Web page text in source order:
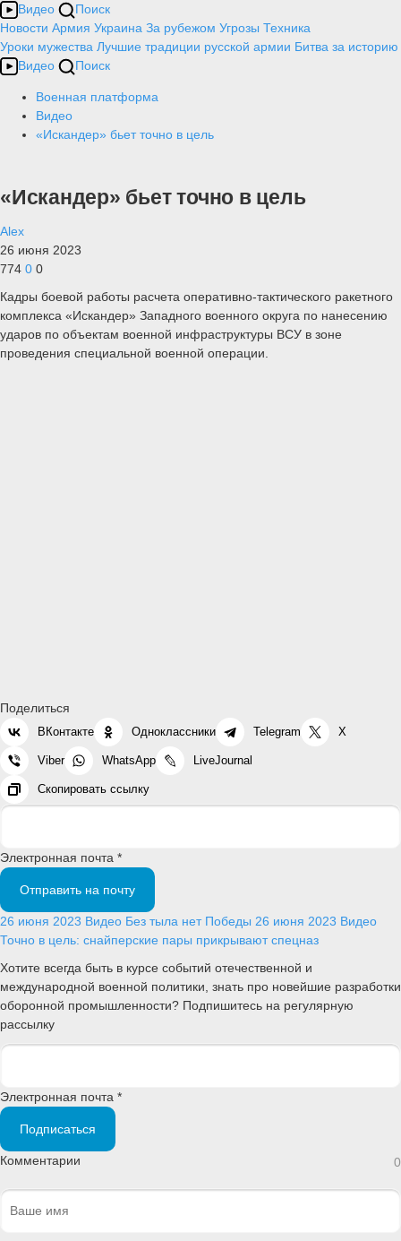
Видео
Поиск
Новости Армия Украина За рубежом Угрозы Техника
Уроки мужества Лучшие традиции русской армии Битва за историю
Видео
Поиск
Военная платформа
Видео
«Искандер» бьет точно в цель
«Искандер» бьет точно в цель
Alex
26 июня 2023
774 0 0
Кадры боевой работы расчета оперативно-тактического ракетного
комплекса «Искандер» Западного военного округа по нанесению
ударов по объектам военной инфраструктуры ВСУ в зоне
проведения специальной военной операции.
Поделиться
ВКонтакте Одноклассники Telegram X
Viber WhatsApp LiveJournal
Скопировать ссылку
Электронная почта *
Отправить на почту
26 июня 2023 Видео Без тыла нет Победы 26 июня 2023 Видео
Точно в цель: снайперские пары прикрывают спецназ
Хотите всегда быть в курсе событий отечественной и
международной военной политики, знать про новейшие разработки
оборонной промышленности? Подпишитесь на регулярную
рассылку
Электронная почта *
Подписаться
Комментарии 0